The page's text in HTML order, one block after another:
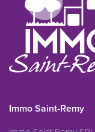
Immo Saint-Remy